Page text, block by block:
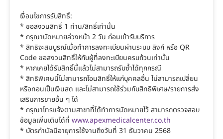
เงื่อนไขการรับสิทธิ์:
* ขอสงวนสิทธิ์ 1 ท่าน/สิทธิ์เท่านั้น
* กรุณานัดหมายล่วงหน้า 2 วัน ก่อนเข้ารับบริการ
* สิทธิจะสมบูรณ์เมื่อทำการลงทะเบียนผ่านระบบ ลิงก์ หรือ QR
Code ขอสงวนสิทธิ์ให้กับผู้ที่ลงทะเบียนครบถ้วนเท่านั้น
* หากเคยได้รับสิทธิ์นี้แล้วไม่สามารถรับซ้ำได้ทุกกรณี
* สิทธิพิเศษนี้ไม่สามารถโอนสิทธิ์ให้แก่บุคคลอื่น ไม่สามารถเปลี่ยน
หรือทอนเป็นเงินสด และไม่สามารถใช้ร่วมกับสิทธิพิเศษ/รายการส่ง
เสริมการขายอื่น ๆ ได้
* กรุณาโทรแจ้งตามสาขาที่ได้ทำการนัดหมายไว้ สามารถตรวจสอบ
ข้อมูลเพิ่มเติมได้ที่ www.apexmedicalcenter.co.th
* บัตรกำนัลมีอายุการใช้งานถึงวันที่ 31 ธันวาคม 2568